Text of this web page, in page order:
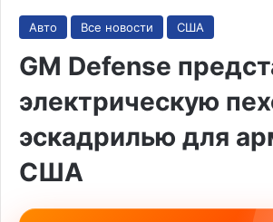
Авто Все новости США
GM Defense
электрическую
эскадрилью для
США